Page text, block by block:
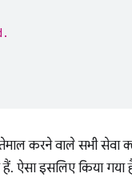
करने वाले सभी
ऐसा इसलिए किया गया